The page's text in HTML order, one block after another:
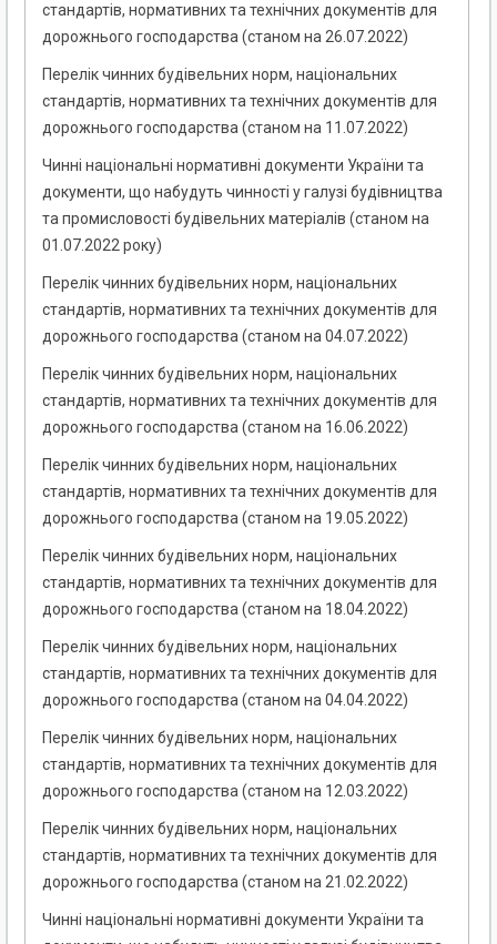
стандартів, нормативних та технічних документів для
дорожнього господарства (станом на 26.07.2022)
Перелік чинних будівельних норм, національних
стандартів, нормативних та технічних документів для
дорожнього господарства (станом на 11.07.2022)
Чинні національні нормативні документи України та
документи, що набудуть чинності у галузі будівництва
та промисловості будівельних матеріалів (станом на
01.07.2022 року)
Перелік чинних будівельних норм, національних
стандартів, нормативних та технічних документів для
дорожнього господарства (станом на 04.07.2022)
Перелік чинних будівельних норм, національних
стандартів, нормативних та технічних документів для
дорожнього господарства (станом на 16.06.2022)
Перелік чинних будівельних норм, національних
стандартів, нормативних та технічних документів для
дорожнього господарства (станом на 19.05.2022)
Перелік чинних будівельних норм, національних
стандартів, нормативних та технічних документів для
дорожнього господарства (станом на 18.04.2022)
Перелік чинних будівельних норм, національних
стандартів, нормативних та технічних документів для
дорожнього господарства (станом на 04.04.2022)
Перелік чинних будівельних норм, національних
стандартів, нормативних та технічних документів для
дорожнього господарства (станом на 12.03.2022)
Перелік чинних будівельних норм, національних
стандартів, нормативних та технічних документів для
дорожнього господарства (станом на 21.02.2022)
Чинні національні нормативні документи України та